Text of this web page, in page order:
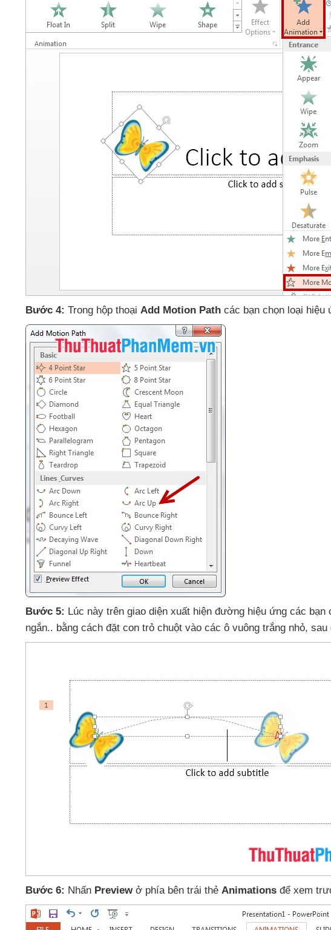
Bước 4: Trong hộp thoại Add Motion Path các bạn chọn loại hiệu
Bước 5: Lúc này trên giao diện xuất hiện đường hiệu ứng các bạn
ngắn.. bằng cách đặt con trỏ chuột vào các ô vuông trắng nhỏ, sau
Bước 6: Nhấn Previewở phía bên trái thẻ Animations để xem